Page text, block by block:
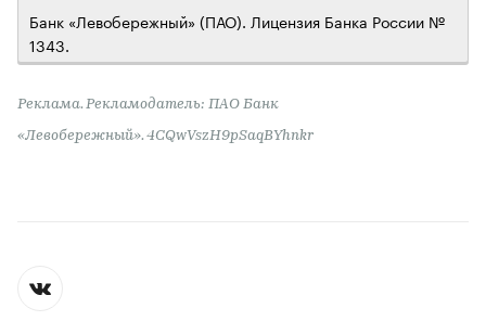
Банк «Левобережный» (ПАО). Лицензия Банка России №
1343.
Реклама. Рекламодатель: ПАО Банк
«Левобережный». 4CQwVszH9pSaqBYhnkr